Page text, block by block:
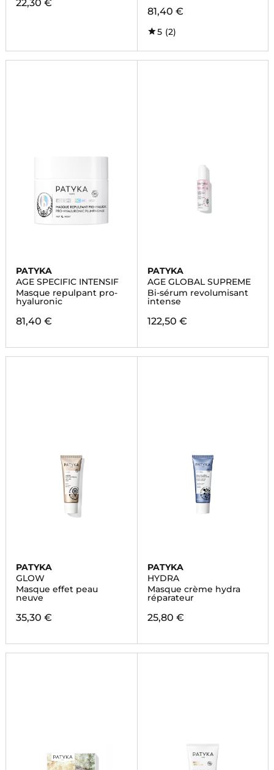
22,30 €
81,40 €
5 (2)
PATYKA
AGE SPECIFIC INTENSIF
Masque repulpant pro-
hyaluronic
81,40 €
PATYKA
AGE GLOBAL SUPREME
Bi-sérum revolumisant
intense
122,50 €
PATYKA
GLOW
Masque effet peau
neuve
35,30 €
PATYKA
HYDRA
Masque crème hydra
réparateur
25,80 €